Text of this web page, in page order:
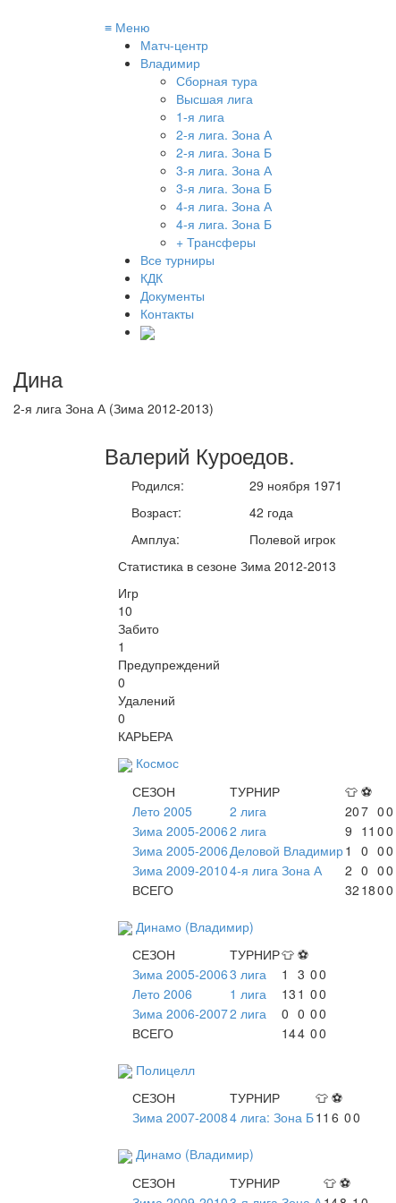
≡ Меню
Матч-центр
Владимир
Сборная тура
Высшая лига
1-я лига
2-я лига. Зона А
2-я лига. Зона Б
3-я лига. Зона А
3-я лига. Зона Б
4-я лига. Зона А
4-я лига. Зона Б
+ Трансферы
Все турниры
КДК
Документы
Контакты
Дина
2-я лига Зона А (Зима 2012-2013)
Валерий Куроедов.
Родился:
Возраст:
Амплуа:
29 ноября 1971
42 года
Полевой игрок
Статистика в сезоне Зима 2012-2013
Игр
10
Забито
1
Предупреждений
0
Удалений
0
КАРЬЕРА
Космос
СЕЗОН
ТУРНИР 👕 ⚽
Лето 2005
2 лига 207 00
Зима 2005-20062 лига 9 11 00
Зима 2005-2006 Деловой Владимир1 0 00
Зима 2009-20104-я лига Зона А 2 0 00
ВСЕГО
32 1800
Динамо (Владимир)
СЕЗОН
ТУРНИР👕 ⚽
Зима 2005-20063 лига 1 3 00
Лето 2006
1 лига 13 1 00
Зима 2006-20072 лига 0 0 00
ВСЕГО
144 00
Полицелл
СЕЗОН
ТУРНИР 👕 ⚽
Зима 2007-20084 лига: Зона Б11 6 00
Динамо (Владимир)
СЕЗОН
ТУРНИР 👕 ⚽